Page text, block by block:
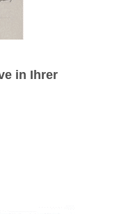
in Ihrer